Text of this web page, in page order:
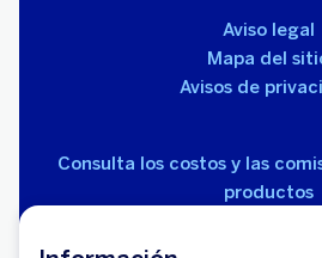
Aviso legal
Mapa del
Avisos de
Consulta los costos y las
productos